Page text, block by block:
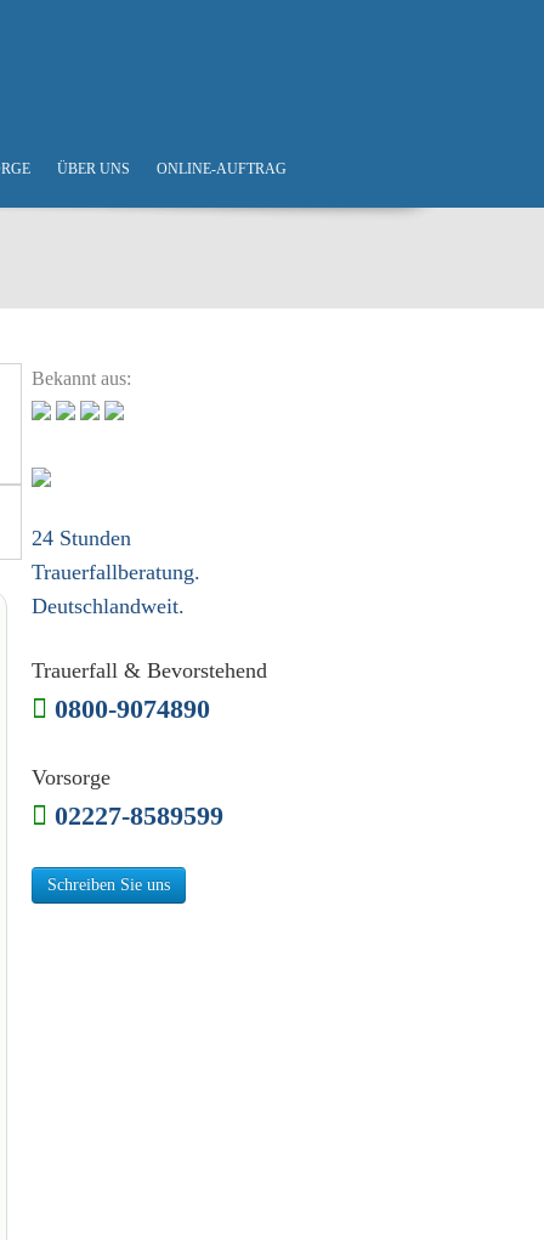
ÜBER UNS ONLINE-AUFTRAG
Bekannt aus:
24 Stunden
Trauerfallberatung.
Deutschlandweit.
Trauerfall & Bevorstehend
0800-9074890
Vorsorge
02227-8589599
Schreiben Sie uns